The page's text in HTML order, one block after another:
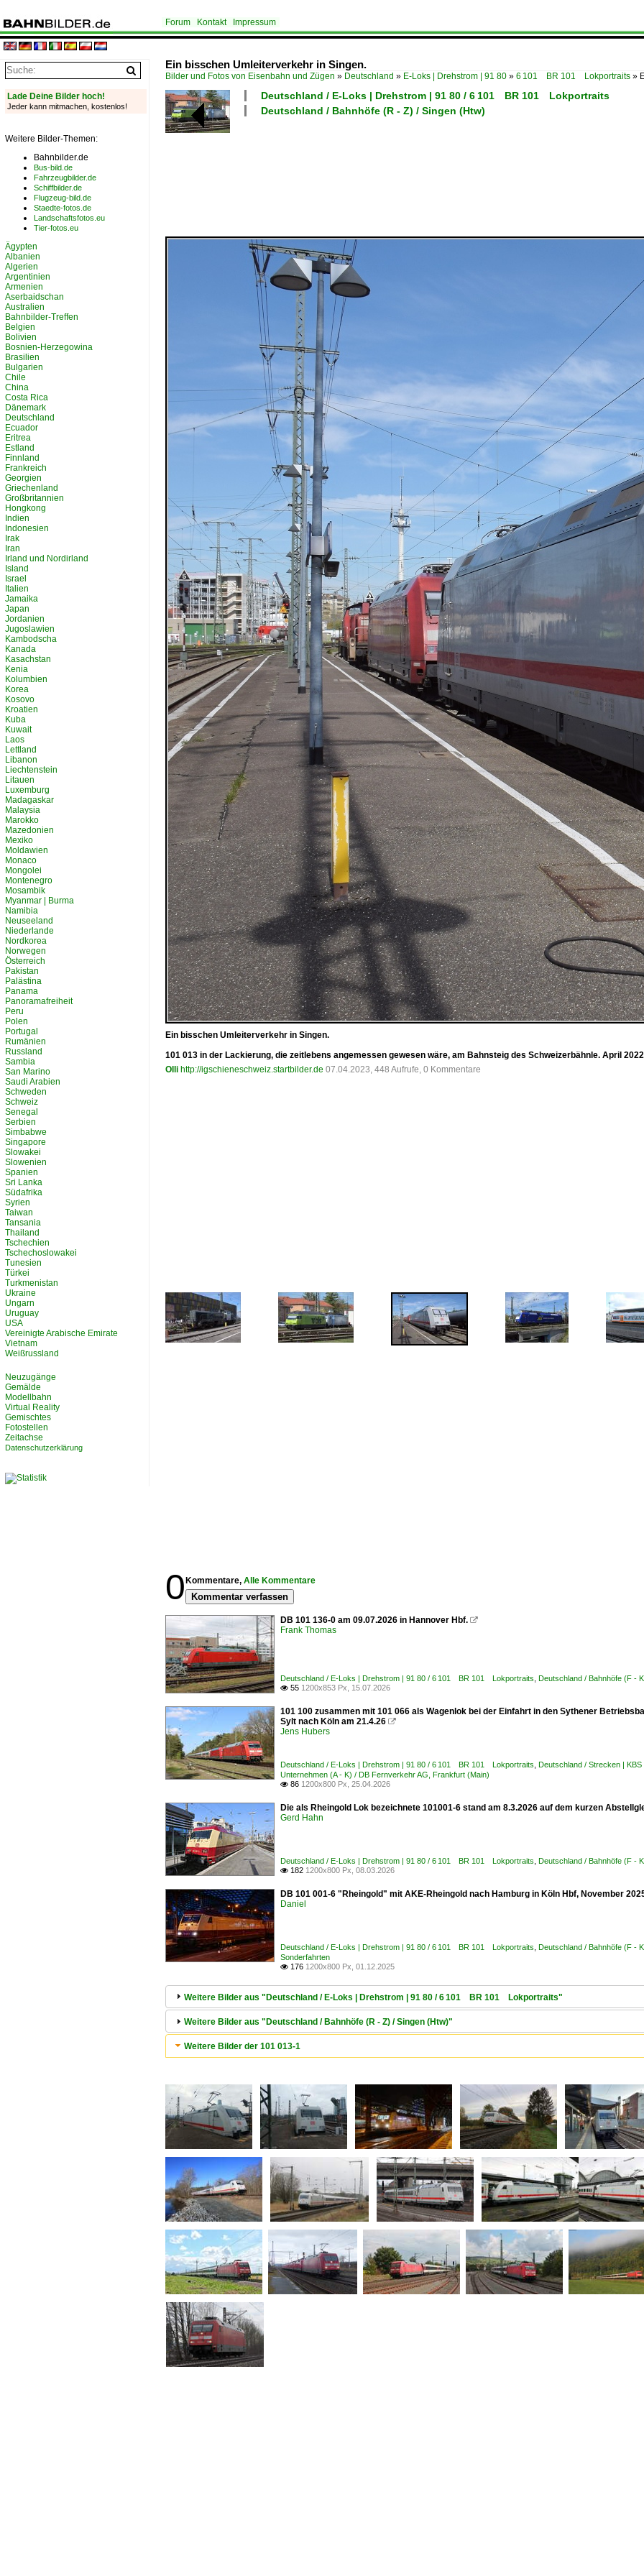
Forum Kontakt Impressum
Ein bisschen Umleiterverkehr in Singen.
Bilder und Fotos von Eisenbahn und Zügen » Deutschland » E-Loks | Drehstrom | 91 80 » 6 101 BR 101 Lokportraits »
Deutschland / E-Loks | Drehstrom | 91 80 / 6 101 BR 101 Lokportraits
Deutschland / Bahnhöfe (R - Z) / Singen (Htw)
Ein bisschen Umleiterverkehr in Singen.
101 013 in der Lackierung, die zeitlebens angemessen gewesen wäre, am Bahnsteig des Schweizerbähnle. April
Olli http://igschieneschweiz.startbilder.de 07.04.2023, 448 Aufrufe, 0 Kommentare
0 Kommentare, Alle Kommentare
Kommentar verfassen
DB 101 136-0 am 09.07.2026 in Hannover Hbf. 
Frank Thomas
Deutschland / E-Loks | Drehstrom | 91 80 / 6 101 BR 101 Lokportraits Deutschland / Bahnhöfe (F -
 55 1200x853 Px, 15.07.2026
101 100 zusammen mit 101 066 als Wagenlok bei der Einfahrt in den Sythener
Sylt nach Köln am 21.4.26 
Jens Hubers
Deutschland / E-Loks | Drehstrom | 91 80 / 6 101 BR 101 Lokportraits Deutschland / Strecken |
Unternehmen (A - K) / DB Fernverkehr AG, Frankfurt (Main)
 86 1200x800 Px, 25.04.2026
Die als Rheingold Lok bezeichnete 101001-6 stand am 8.3.2026 auf dem kurzen
Gerd Hahn
Deutschland / E-Loks | Drehstrom | 91 80 / 6 101 BR 101 Lokportraits Deutschland / Bahnhöfe (F -
 182 1200x800 Px, 08.03.2026
DB 101 001-6 "Rheingold" mit AKE-Rheingold nach Hamburg in Köln Hbf, November
Daniel
Deutschland / E-Loks | Drehstrom | 91 80 / 6 101 BR 101 Lokportraits Deutschland / Bahnhöfe (F -
Sonderfahrten
 176 1200x800 Px, 01.12.2025
Weitere Bilder aus "Deutschland / E-Loks | Drehstrom | 91 80 / 6 101 BR 101 Lokportraits"
Weitere Bilder aus "Deutschland / Bahnhöfe (R - Z) / Singen (Htw)"
Weitere Bilder der 101 013-1
Lade Deine Bilder hoch!
Jeder kann mitmachen, kostenlos!
Weitere Bilder-Themen:
Bahnbilder.de
Bus-bild.de
Fahrzeugbilder.de
Schiffbilder.de
Flugzeug-bild.de
Staedte-fotos.de
Landschaftsfotos.eu
Tier-fotos.eu
Ägypten
Albanien
Algerien
Argentinien
Armenien
Aserbaidschan
Australien
Bahnbilder-Treffen
Belgien
Bolivien
Bosnien-Herzegowina
Brasilien
Bulgarien
Chile
China
Costa Rica
Dänemark
Deutschland
Ecuador
Eritrea
Estland
Finnland
Frankreich
Georgien
Griechenland
Großbritannien
Hongkong
Indien
Indonesien
Irak
Iran
Irland und Nordirland
Island
Israel
Italien
Jamaika
Japan
Jordanien
Jugoslawien
Kambodscha
Kanada
Kasachstan
Kenia
Kolumbien
Korea
Kosovo
Kroatien
Kuba
Kuwait
Laos
Lettland
Libanon
Liechtenstein
Litauen
Luxemburg
Madagaskar
Malaysia
Marokko
Mazedonien
Mexiko
Moldawien
Monaco
Mongolei
Montenegro
Mosambik
Myanmar | Burma
Namibia
Neuseeland
Niederlande
Nordkorea
Norwegen
Österreich
Pakistan
Palästina
Panama
Panoramafreiheit
Peru
Polen
Portugal
Rumänien
Russland
Sambia
San Marino
Saudi Arabien
Schweden
Schweiz
Senegal
Serbien
Simbabwe
Singapore
Slowakei
Slowenien
Spanien
Sri Lanka
Südafrika
Syrien
Taiwan
Tansania
Thailand
Tschechien
Tschechoslowakei
Tunesien
Türkei
Turkmenistan
Ukraine
Ungarn
Uruguay
USA
Vereinigte Arabische Emirate
Vietnam
Weißrussland
Neuzugänge
Gemälde
Modellbahn
Virtual Reality
Gemischtes
Fotostellen
Zeitachse
Datenschutzerklärung